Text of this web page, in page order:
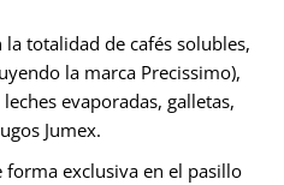
la totalidad de cafés solubles,
la marca Precissimo),
evaporadas, galletas,
Jumex.
forma exclusiva en el pasillo